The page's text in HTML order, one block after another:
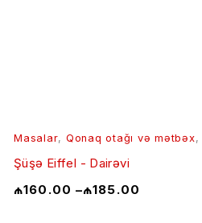
Masalar, Qonaq otağı və mətbəx,
Şüşə Eiffel - Dairəvi
₼160.00 –₼185.00